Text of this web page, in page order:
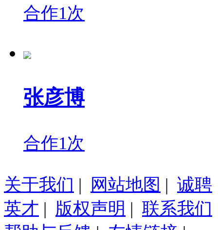
合作1次
张彦博
合作1次
关于我们 | 网站地图 | 诚聘
英才 | 版权声明 | 联系我们